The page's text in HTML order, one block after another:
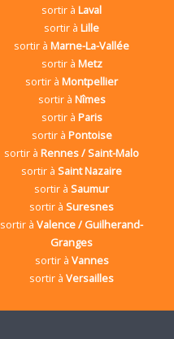
sortir àLaval
sortir àLille
sortir àMarne-La-Vallée
sortir à Metz
sortir àMontpellier
sortir à Nîmes
sortir à Paris
sortir à Pontoise
sortir àRennes / Saint-Malo
sortir àSaint Nazaire
sortir àSaumur
sortir àSuresnes
sortir àValence / Guilherand-
Granges
sortir à Vannes
sortir àVersailles